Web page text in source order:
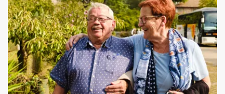
Inspiration
Information
Min Rejse